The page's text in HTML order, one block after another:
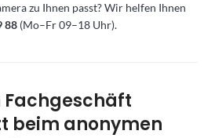
zu Ihnen passt? Wir helfen Ihnen
88 (Mo–Fr 09–18 Uhr).
beim anonymen